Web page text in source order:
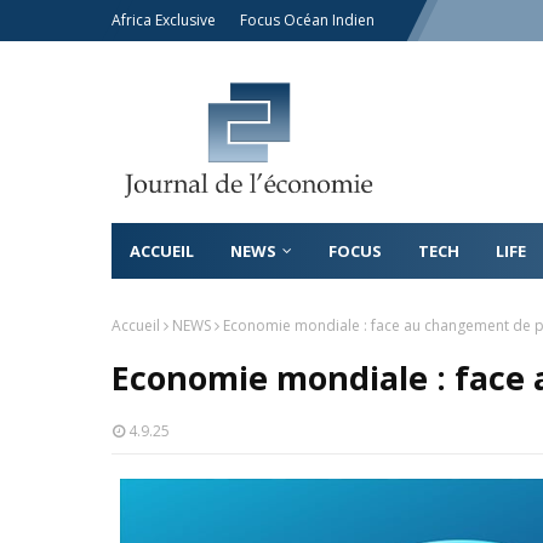
Africa Exclusive Focus Océan Indien
ACCUEIL NEWS FOCUS TECH LIFE
Accueil NEWS Economie mondiale : face au changement de
Economie mondiale :
4.9.25